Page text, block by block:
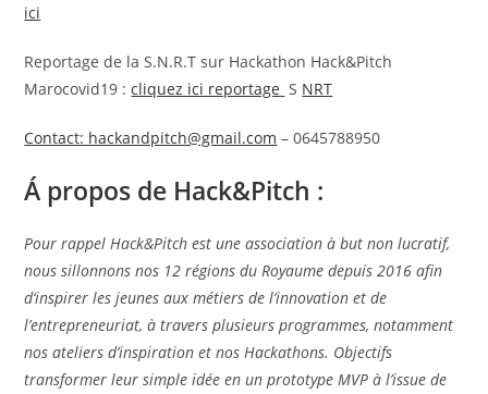
ici
Reportage de la S.N.R.T sur Hackathon Hack&Pitch
Marocovid19 :cliquez ici reportage S NRT
Contact: hackandpitch@gmail.com – 0645788950
Á propos de Hack&Pitch :
Pour rappel Hack&Pitch est une association à but non lucratif,
nous sillonnons nos 12 régions du Royaume depuis 2016 afin
d‘inspirer les jeunes aux métiers de l’innovation et de
l’entrepreneuriat, à travers plusieurs programmes, notamment
nos ateliers d’inspiration et nos Hackathons. Objectifs
transformer leur simple idée en un prototype MVP à l’issue de